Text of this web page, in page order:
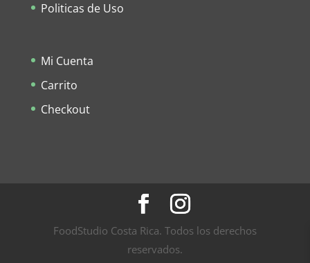
Politicas de Uso
Mi Cuenta
Carrito
Checkout
FoodStudio Costa Rica. Todos los derechos
reservados.